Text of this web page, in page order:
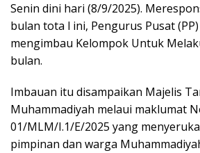
Senin dini hari (8/9/2025).
bulan tota l ini, Pengurus Pusat
mengimbau Kelompok Untuk
bulan.
Imbauan itu disampaikan Majelis
Muhammadiyah melaui maklumat
01/MLM/I.1/E/2025 yang
pimpinan dan warga